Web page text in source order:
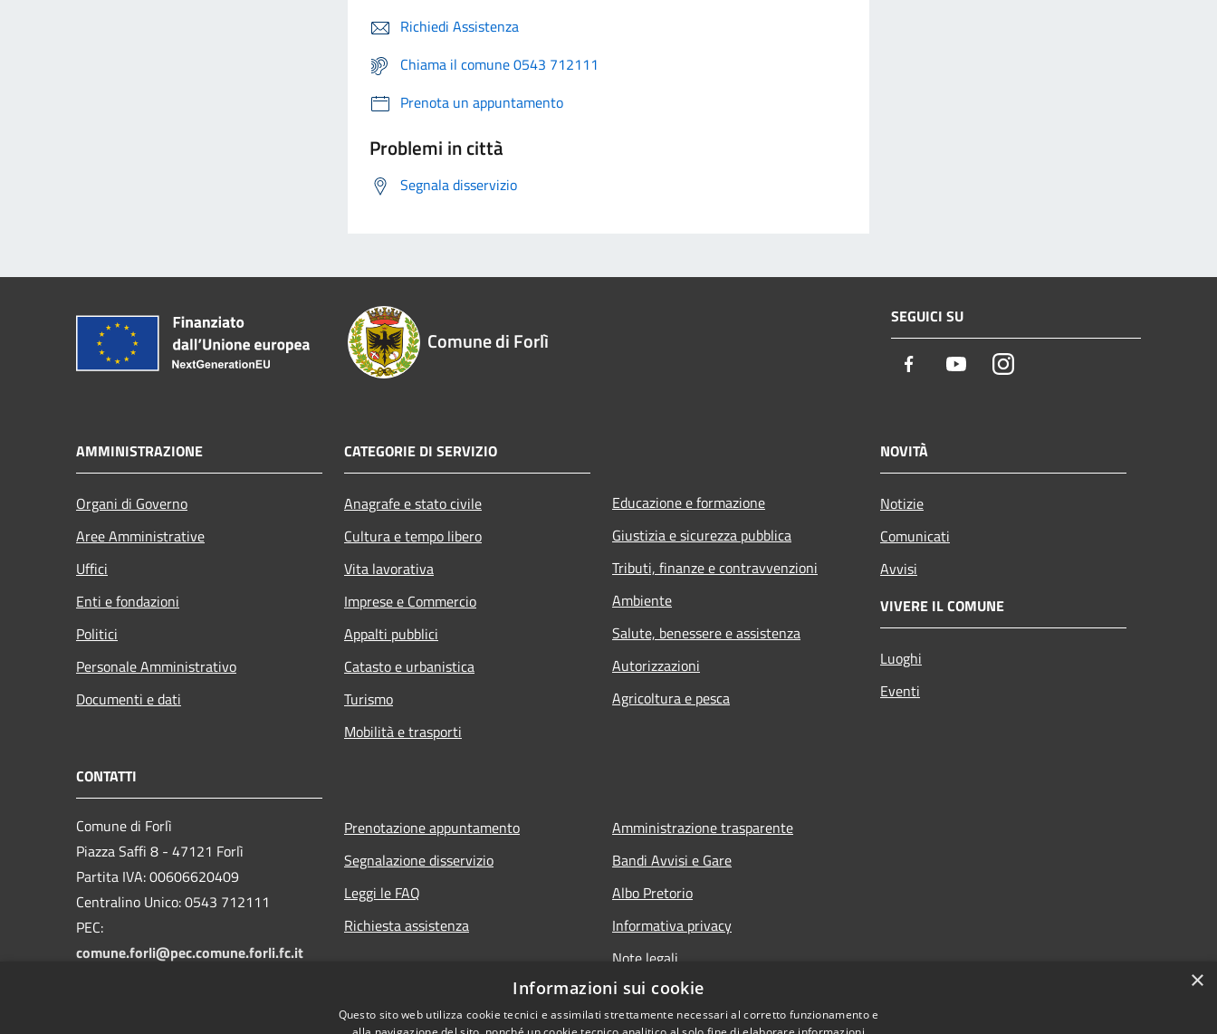
Richiedi Assistenza
Chiama il comune 0543 712111
Prenota un appuntamento
Problemi in città
Segnala disservizio
Comune di Forlì
SEGUICI SU
Facebook YoutubeInstagram
AMMINISTRAZIONE
Organi di Governo
Aree Amministrative
Uffici
Enti e fondazioni
Politici
Personale Amministrativo
Documenti e dati
CATEGORIE DI SERVIZIO
Anagrafe e stato civile
Cultura e tempo libero
Vita lavorativa
Imprese e Commercio
Appalti pubblici
Catasto e urbanistica
Turismo
Mobilità e trasporti
Educazione e formazione
Giustizia e sicurezza pubblica
Tributi, finanze e contravvenzioni
Ambiente
Salute, benessere e assistenza
Autorizzazioni
Agricoltura e pesca
NOVITÀ
Notizie
Comunicati
Avvisi
VIVERE IL COMUNE
Luoghi
Eventi
CONTATTI
Comune di Forlì
Piazza Saffi 8 - 47121 Forlì
Partita IVA: 00606620409
Centralino Unico: 0543 712111
PEC:
comune.forli@pec.comune.forli.fc.it
Prenotazione appuntamento
Segnalazione disservizio
Leggi le FAQ
Richiesta assistenza
Amministrazione trasparente
Bandi Avvisi e Gare
Albo Pretorio
Informativa privacy
Note legali
Dichiarazione di accessibilità
×
Informazioni sui cookie
Questo sito web utilizza cookie tecnici e assimilati strettamente necessari al corretto funzionamento e